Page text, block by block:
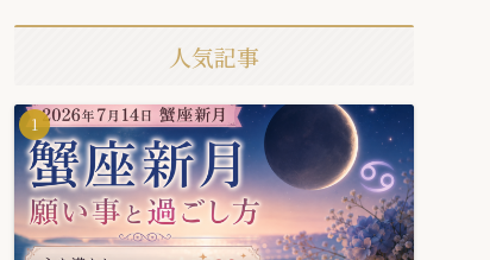
人気記事